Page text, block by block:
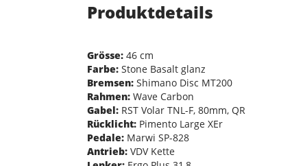
Produktdetails
Grösse: 46 cm
Farbe: Stone Basalt glanz
Bremsen: Shimano Disc MT200
Rahmen: Wave Carbon
Gabel: RST Volar TNL-F, 80mm, QR
Rücklicht: Pimento Large XEr
Pedale: Marwi SP-828
Antrieb: VDV Kette